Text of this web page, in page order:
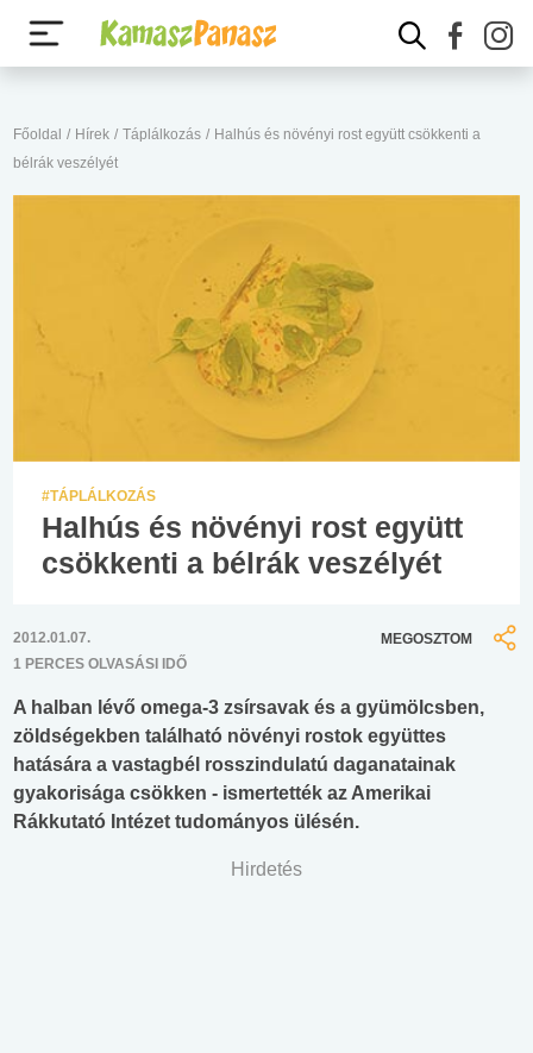
Főoldal / Hírek / Táplálkozás / Halhús és növényi rost együtt csökkenti a
bélrák veszélyét
#TÁPLÁLKOZÁS
Halhús és növényi rost együtt
csökkenti a bélrák veszélyét
2012.01.07.
1 PERCES OLVASÁSI IDŐ
MEGOSZTOM
A halban lévő omega-3 zsírsavak és a gyümölcsben,
zöldségekben található növényi rostok együttes
hatására a vastagbél rosszindulatú daganatainak
gyakorisága csökken - ismertették az Amerikai
Rákkutató Intézet tudományos ülésén.
Hirdetés